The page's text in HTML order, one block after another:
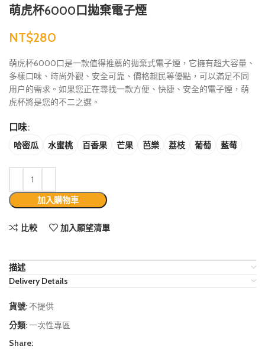
萌虎杯6000口拋棄電子煙
NT$
萌虎杯6000口是一款值得推薦的拋棄式電子煙，它擁有超大容量、
多樣口味、時尚外觀、安全可靠、價格親民等優點，可以滿足不同
用户的需求。如果您正在尋找一款方便、快捷、安全的電子煙，萌
虎杯將是您的不二之選。
口味
哈密瓜 水蜜桃 百香果 芒果 芭樂 荔枝 葡萄 藍莓
加入購物車
比較 加入願望清單
描述
Delivery Details
貨號: 不提供
分類:一次性專區
Share: